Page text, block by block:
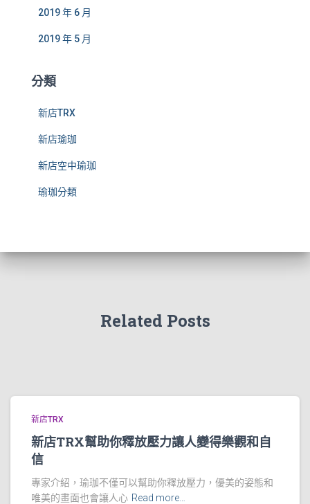
2019 年 6 月
2019 年 5 月
分類
新店TRX
新店瑜珈
新店空中瑜珈
瑜珈分類
Related Posts
新店TRX
新店TRX幫助你釋放壓力讓人變得樂觀和自
信
專家介紹，瑜珈不僅可以幫助你釋放壓力，優美的姿態和
唯美的畫面也會讓人心 Read more…